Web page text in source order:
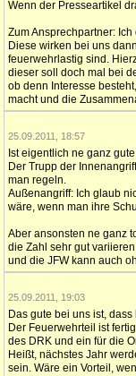
Wenn der Presseartikel
Zum Ansprechpartner:
Diese wirken bei uns
feuerwehrlastig sind.
dieser soll doch mal bei
ob denn Interesse
macht und die
25.09.2011, 18:57
Ist eigentlich ne ganz
Der Trupp der
man regeln.
Außenangriff: Ich glaub
wäre, wenn man ihre
Aber ansonsten ne ganz
die Zahl sehr gut variieren
und die JFW kann auch
25.09.2011, 19:03
Das gute bei uns ist,
Der Feuerwehrteil ist
des DRK und ein für die
Heißt, nächstes Jahr
sein. Wäre ein Vorteil,